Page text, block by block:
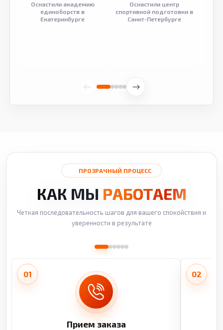
Оснастили академию
единоборств в
Екатеринбурге
Оснастили центр
спортивной подготовки в
Санкт-Петербурге
ПРОЗРАЧНЫЙ ПРОЦЕСС
КАК МЫ РАБОТАЕМ
Четкая последовательность шагов для вашего спокойствия и
уверенности в результате
01
Прием заказа
02